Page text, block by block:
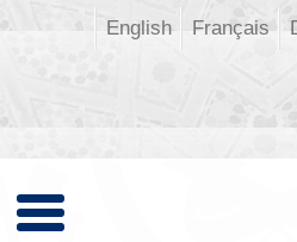
Français
English